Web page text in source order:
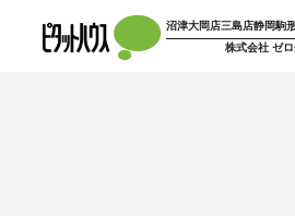
沼津大岡店三島店静岡駒
株式会社 ゼ